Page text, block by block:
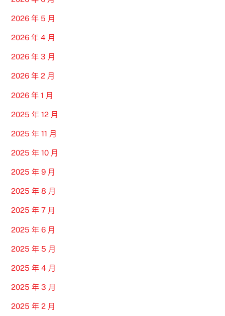
2026 年 5 月
2026 年 4 月
2026 年 3 月
2026 年 2 月
2026 年 1 月
2025 年 12 月
2025 年 11 月
2025 年 10 月
2025 年 9 月
2025 年 8 月
2025 年 7 月
2025 年 6 月
2025 年 5 月
2025 年 4 月
2025 年 3 月
2025 年 2 月